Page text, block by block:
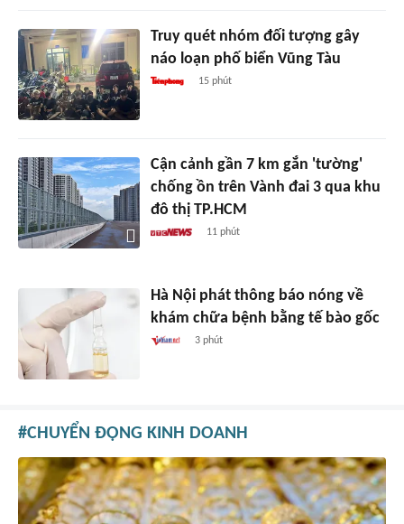
Truy quét nhóm đối tượng gây
náo loạn phố biển Vũng Tàu
15 phút
Cận cảnh gần 7 km gắn 'tường'
chống ồn trên Vành đai 3 qua khu
đô thị TP.HCM
11 phút
Hà Nội phát thông báo nóng về
khám chữa bệnh bằng tế bào gốc
3 phút
CHUYỂN ĐỘNG KINH DOANH